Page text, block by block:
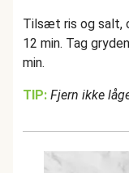
Tilsæt ris og salt,
12 min. Tag
min.
TIP: Fjern ikke